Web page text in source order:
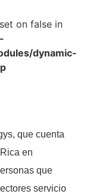
on false in
dynamic-
que cuenta
en
que
servicio